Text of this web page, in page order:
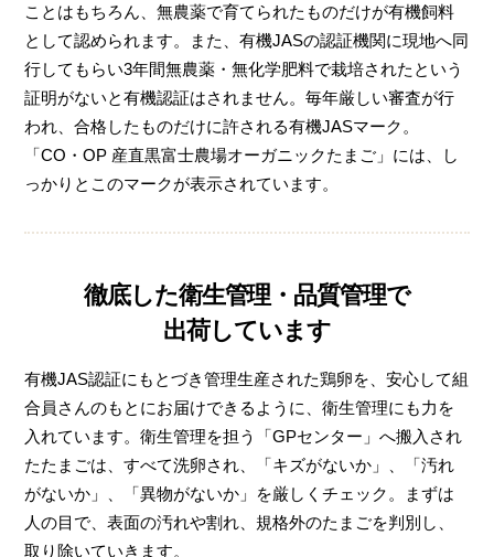
ことはもちろん、無農薬で育てられたものだけが有機飼料
として認められます。また、有機JASの認証機関に現地へ同
行してもらい3年間無農薬・無化学肥料で栽培されたという
証明がないと有機認証はされません。毎年厳しい審査が行
われ、合格したものだけに許される有機JASマーク。
「CO・OP 産直黒富士農場オーガニックたまご」には、し
っかりとこのマークが表示されています。
徹底した衛生管理・品質管理で
出荷しています
有機JAS認証にもとづき管理生産された鶏卵を、安心して組
合員さんのもとにお届けできるように、衛生管理にも力を
入れています。衛生管理を担う「GPセンター」へ搬入され
たたまごは、すべて洗卵され、「キズがないか」、「汚れ
がないか」、「異物がないか」を厳しくチェック。まずは
人の目で、表面の汚れや割れ、規格外のたまごを判別し、
取り除いていきます。